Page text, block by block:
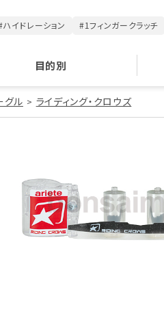
ハイドレーション #1フィンガークラッチ
目的別
グル ライディング・クロウズ